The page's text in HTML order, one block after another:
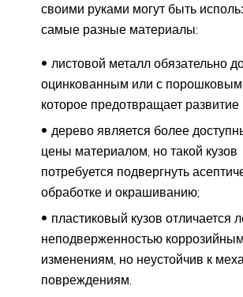
своими руками могут быть
самые разные материалы:
листовой металл обязательно
оцинкованным или с
которое предотвращает
дерево является более
цены материалом, но такой кузов
потребуется подвергнуть
обработке и окрашиванию;
пластиковый кузов отличается
неподверженностью коррозийным
изменениям, но неустойчив к
повреждениям.